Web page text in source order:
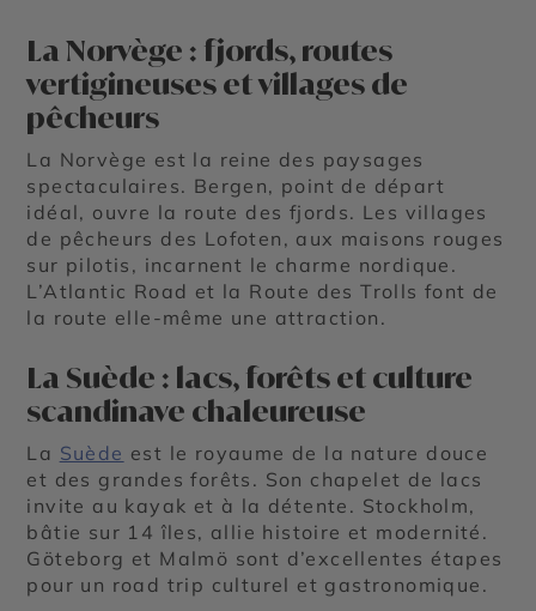
La Norvège : fjords, routes
vertigineuses et villages de
pêcheurs
La Norvège est la reine des paysages
spectaculaires. Bergen, point de départ
idéal, ouvre la route des fjords. Les villages
de pêcheurs des Lofoten, aux maisons rouges
sur pilotis, incarnent le charme nordique.
L’Atlantic Road et la Route des Trolls font de
la route elle-même une attraction.
La Suède : lacs, forêts et culture
scandinave chaleureuse
La Suède est le royaume de la nature douce
et des grandes forêts. Son chapelet de lacs
invite au kayak et à la détente. Stockholm,
bâtie sur 14 îles, allie histoire et modernité.
Göteborg et Malmö sont d’excellentes étapes
pour un road trip culturel et gastronomique.